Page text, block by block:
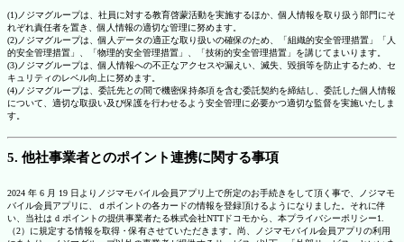
(1)ノジマグループは、社員に対する教育啓蒙活動を実施するほか、個人情報を取り扱う部門にそ
れぞれ責任者を置き、個人情報の適切な管理に努めます。
(2)ノジマグループは、個人データの適正な取り扱いの確保のため、「組織的安全管理措置」「人
的安全管理措置」、「物理的安全管理措置」、「技術的安全管理措置」を講じてまいります。
(3)ノジマグループは、個人情報への不正なアクセスや漏えい、滅失、毀損等を防止するため、セ
キュリティのレベル向上に努めます。
(4)ノジマグループは、委託先との間で機密保持条項を含む委託契約を締結し、委託した個人情報
について、適切な取扱い及び保護を行わせるよう安全管理に必要かつ適切な監督を実施いたしま
す。
5. 他社事業者とのポイント連携に関する事項
2024 年 6 月 19 日よりノジマモバイル会員アプリ上で所定のお手続きをして頂く事で、ノジマモ
バイル会員アプリに、ｄポイントの各カードの情報を登録頂けるようになりました。それに伴
い、当社は d ポイントの提供事業者たる株式会社NTTドコモから、本プライバシーポリシー1.
（2）に規定する情報を取得・保有させていただきます。尚、ノジマモバイル会員アプリの利用